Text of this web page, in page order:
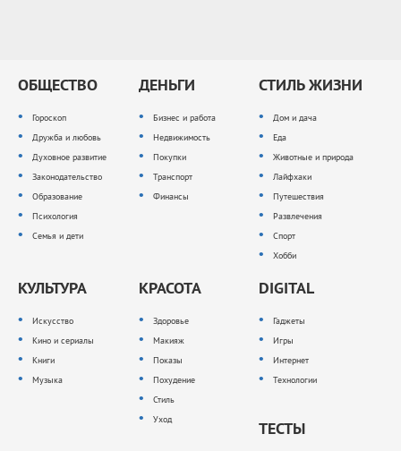
ОБЩЕСТВО
Гороскоп
Дружба и любовь
Духовное развитие
Законодательство
Образование
Психология
Семья и дети
ДЕНЬГИ
Бизнес и работа
Недвижимость
Покупки
Транспорт
Финансы
СТИЛЬ ЖИЗНИ
Дом и дача
Еда
Животные и природа
Лайфхаки
Путешествия
Развлечения
Спорт
Хобби
КУЛЬТУРА
Искусство
Кино и сериалы
Книги
Музыка
КРАСОТА
Здоровье
Макияж
Показы
Похудение
Стиль
Уход
DIGITAL
Гаджеты
Игры
Интернет
Технологии
ТЕСТЫ